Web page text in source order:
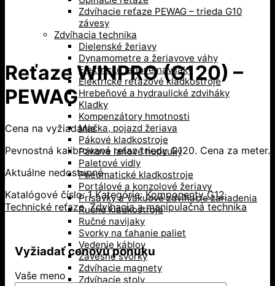
Zdvíhacie reťaze PEWAG – trieda G10
závesy
Zdvíhacia technika
Dielenské žeriavy
Dynamometre a žeriavove váhy
Elektrické lanové navijaky
Elektrické reťazové kladkostroje
Hrebeňové a hydraulické zdviháky
Kladky
Kompenzátory hmotnosti
Mačka, pojazd žeriava
Pákové kladkostroje
Pákove lanové hupcuky
Paletové vidly
Pneumatické kladkostroje
Portálové a konzolové žeriavy
Prísavky a Vakuové zdvíhacie zariadenia
Ručné kladkostroje
Ručné navijaky
Svorky na ťahanie paliet
Vedenie káblov
Závesné svorky
Zdvíhacie magnety
Zdvíhacie stoly
Reťaze WINPRO (G120) –
PEWAG
Cena na vyžiadanie
Pevnostná kalibrovaná reťaz triedy G120. Cena za meter.
Aktuálne nedostupné
Katalógové číslo:1 Kategórie:Komponenty G12,
Technické reťaze,Zdvíhacia a manipulačná technika
Vyžiadať cenovú ponuku
Vaše meno